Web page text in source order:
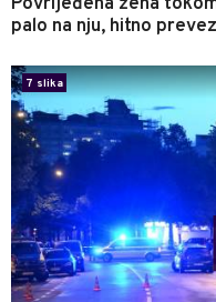
palo na nju, hitno
7 slika